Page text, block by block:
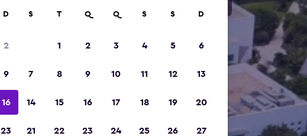
D
2
9
16
23
S T Q Q S S D
1 2 3 4 5 6
7 8 9 10 11 12 13
14 15 16 17 18 19 20
21 22 23 24 25 26 27